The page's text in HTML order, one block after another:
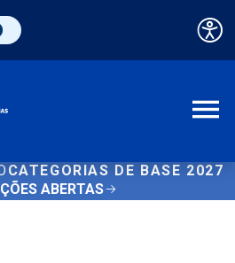
CATEGORIAS DE BASE 2027
ABERTAS